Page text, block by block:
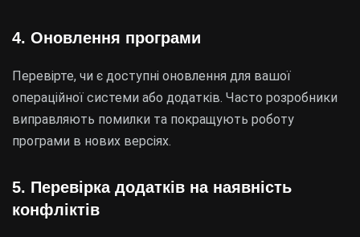
4. Оновлення програми
Перевірте, чи є доступні оновлення для вашої
операційної системи або додатків. Часто розробники
виправляють помилки та покращують роботу
програми в нових версіях.
5. Перевірка додатків на наявність
конфліктів